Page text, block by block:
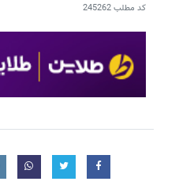
کد مطلب245262